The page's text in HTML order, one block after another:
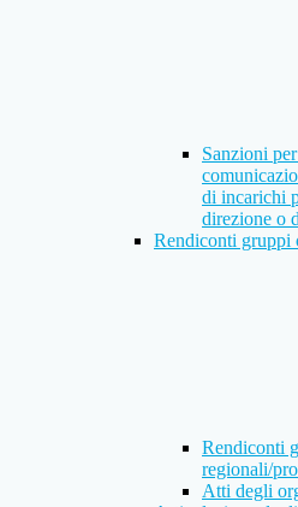
Sanzioni
di incarichi
direzione o
Rendiconti gruppi
Rendiconti
regionali/
Atti degli